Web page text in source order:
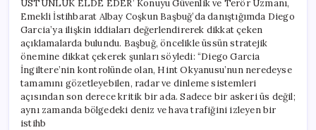
ÜSTÜNLÜK ELDE EDER’ Konuyu Güvenlik ve Terör Uzmanı,
Emekli İstihbarat Albay Coşkun Başbuğ’da danıştığımda Diego
Garcia’ya ilişkin iddiaları değerlendirerek dikkat çeken
açıklamalarda bulundu. Başbuğ, öncelikle üssün stratejik
önemine dikkat çekerek şunları söyledi: “Diego Garcia
İngiltere’nin kontrolünde olan, Hint Okyanusu’nun neredeyse
tamamını gözetleyebilen, radar ve dinleme sistemleri
açısından son derece kritik bir ada. Sadece bir askeri üs değil;
aynı zamanda bölgedeki deniz ve hava trafiğini izleyen bir
istihb